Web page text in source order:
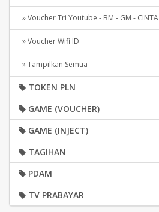
» Voucher Tri Youtube - BM - GM - CINTA
» Voucher Wifi ID
» Tampilkan Semua
TOKEN PLN
GAME (VOUCHER)
GAME (INJECT)
TAGIHAN
PDAM
TV PRABAYAR